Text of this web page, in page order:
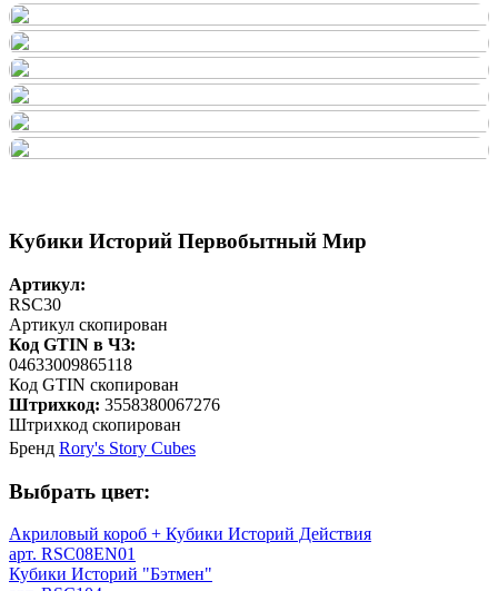
Кубики Историй Первобытный Мир
Артикул:
RSC30
Артикул скопирован
Код GTIN в ЧЗ:
04633009865118
Код GTIN скопирован
Штрихкод: 3558380067276
Штрихкод скопирован
Бренд Rory's Story Cubes
Выбрать цвет:
Акриловый короб + Кубики Историй Действия
арт. RSC08EN01
Кубики Историй "Бэтмен"